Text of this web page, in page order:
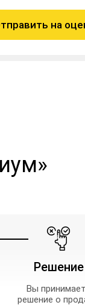
на
Решение
Вы
решение о